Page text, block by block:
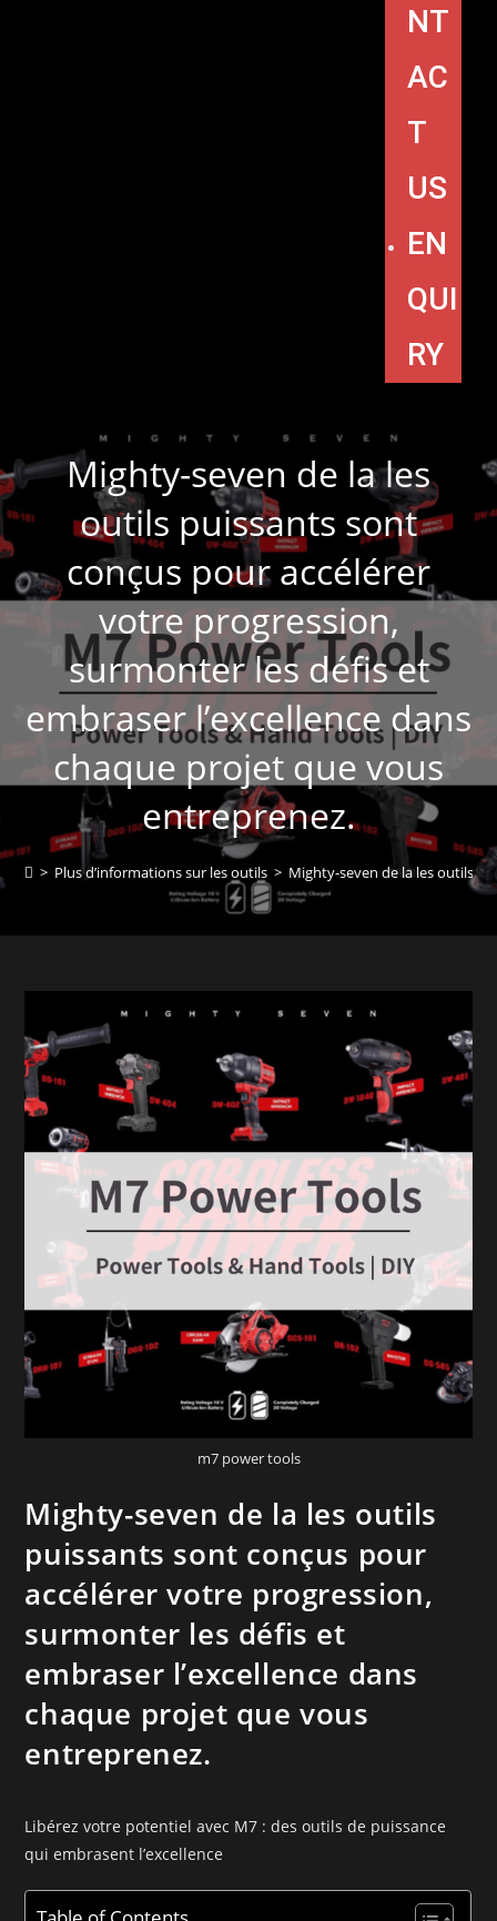
NT
AC
T
US
EN
QUI
RY
Mighty-seven de la les
outils puissants sont
conçus pour accélérer
votre progression,
surmonter les défis et
embraser l’excellence dans
chaque projet que vous
entreprenez.
> Plus d’informations sur les outils > Mighty-seven de la les outils
m7 power tools
Mighty-seven de la les outils
puissants sont conçus pour
accélérer votre progression,
surmonter les défis et
embraser l’excellence dans
chaque projet que vous
entreprenez.
Libérez votre potentiel avec M7 : des outils de puissance
qui embrasent l’excellence